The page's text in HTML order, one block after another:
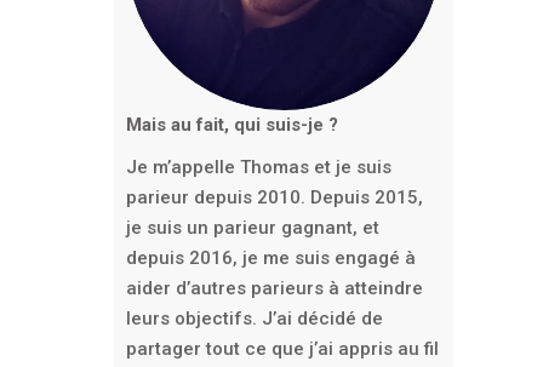
Mais au fait, qui suis-je ?
Je m’appelle Thomas et je suis
parieur depuis 2010. Depuis 2015,
je suis un parieur gagnant, et
depuis 2016, je me suis engagé à
aider d’autres parieurs à atteindre
leurs objectifs. J’ai décidé de
partager tout ce que j’ai appris au fil